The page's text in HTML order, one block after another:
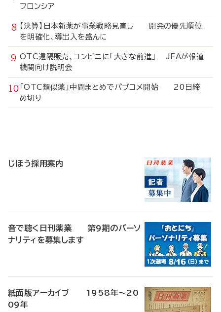
フロンシア
【決算】日本新薬が事業戦略見直し 開発の優先順位
を明確化、導出入を盛んに
OTC遠隔販売、コンビニに「大きな前進」 JFAが報道
機関向け説明会
「OTC類似薬」中間まとめでパブコメ開始 20日締
め切り
じほう採用案内
音で聴く日刊薬業 第9期のパーソ
ナリティを募集します
紙面版アーカイブ 1958年～20
09年